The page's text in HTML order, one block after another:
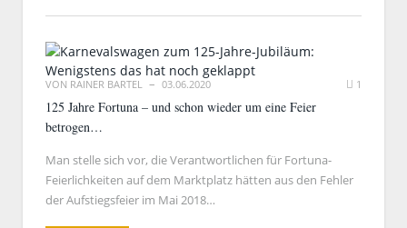
VON RAINER BARTEL 03.06.2020 1
125 Jahre Fortuna – und schon wieder um eine Feier
betrogen…
Man stelle sich vor, die Verantwortlichen für Fortuna-
Feierlichkeiten auf dem Marktplatz hätten aus den Fehler
der Aufstiegsfeier im Mai 2018…